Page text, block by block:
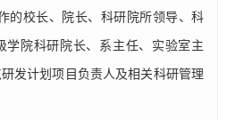
的校长、院长、科研院所领导、科
学院科研院长、系主任、实验室主
发计划项目负责人及相关科研管理